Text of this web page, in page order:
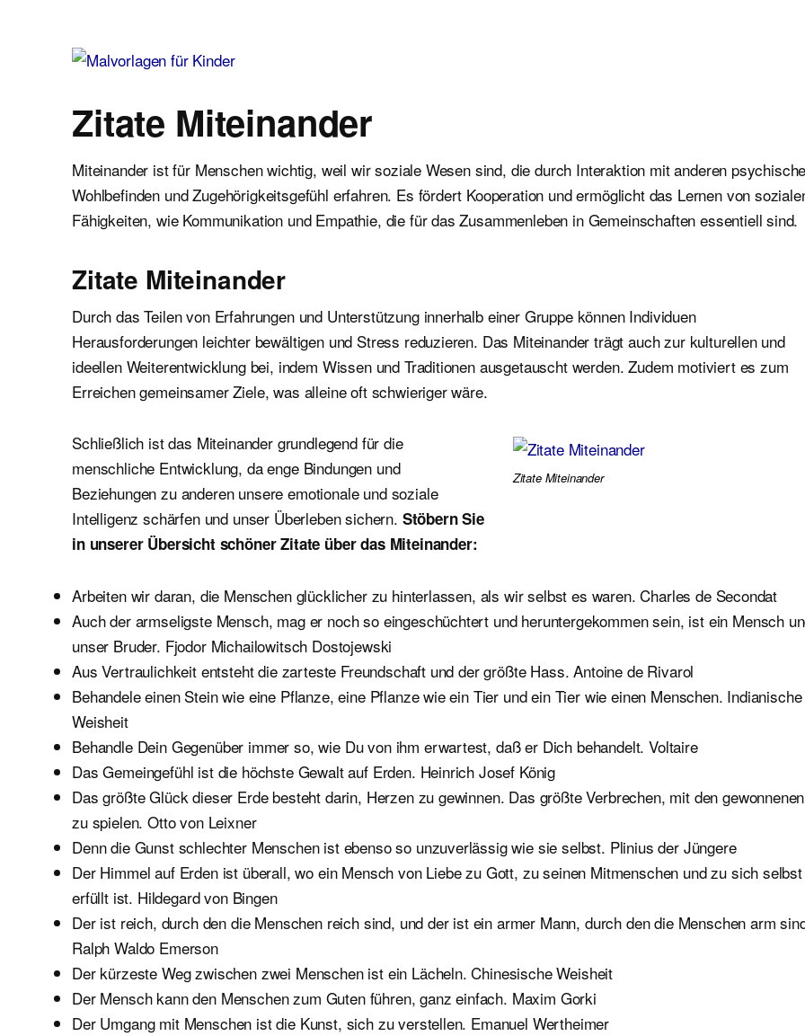
Zitate Miteinander
Miteinander ist für Menschen wichtig, weil wir soziale Wesen sind, die durch Interaktion mit anderen
Wohlbefinden und Zugehörigkeitsgefühl erfahren. Es fördert Kooperation und ermöglicht das Lernen von
Fähigkeiten, wie Kommunikation und Empathie, die für das Zusammenleben in Gemeinschaften essentiell sind.
Zitate Miteinander
Durch das Teilen von Erfahrungen und Unterstützung innerhalb einer Gruppe können Individuen
Herausforderungen leichter bewältigen und Stress reduzieren. Das Miteinander trägt auch zur kulturellen und
ideellen Weiterentwicklung bei, indem Wissen und Traditionen ausgetauscht werden. Zudem motiviert es zum
Erreichen gemeinsamer Ziele, was alleine oft schwieriger wäre.
Zitate Miteinander
Schließlich ist das Miteinander grundlegend für die
menschliche Entwicklung, da enge Bindungen und
Beziehungen zu anderen unsere emotionale und soziale
Intelligenz schärfen und unser Überleben sichern. Stöbern Sie
in unserer Übersicht schöner Zitate über das Miteinander:
Arbeiten wir daran, die Menschen glücklicher zu hinterlassen, als wir selbst es waren. Charles de Secondat
Auch der armseligste Mensch, mag er noch so eingeschüchtert und heruntergekommen sein, ist ein Mensch
unser Bruder. Fjodor Michailowitsch Dostojewski
Aus Vertraulichkeit entsteht die zarteste Freundschaft und der größte Hass. Antoine de Rivarol
Behandele einen Stein wie eine Pflanze, eine Pflanze wie ein Tier und ein Tier wie einen Menschen. Indianische
Weisheit
Behandle Dein Gegenüber immer so, wie Du von ihm erwartest, daß er Dich behandelt. Voltaire
Das Gemeingefühl ist die höchste Gewalt auf Erden. Heinrich Josef König
Das größte Glück dieser Erde besteht darin, Herzen zu gewinnen. Das größte Verbrechen, mit den gewonnenen
zu spielen. Otto von Leixner
Denn die Gunst schlechter Menschen ist ebenso so unzuverlässig wie sie selbst. Plinius der Jüngere
Der Himmel auf Erden ist überall, wo ein Mensch von Liebe zu Gott, zu seinen Mitmenschen und zu sich selbst
erfüllt ist. Hildegard von Bingen
Der ist reich, durch den die Menschen reich sind, und der ist ein armer Mann, durch den die Menschen arm
Ralph Waldo Emerson
Der kürzeste Weg zwischen zwei Menschen ist ein Lächeln. Chinesische Weisheit
Der Mensch kann den Menschen zum Guten führen, ganz einfach. Maxim Gorki
Der Umgang mit Menschen ist die Kunst, sich zu verstellen. Emanuel Wertheimer